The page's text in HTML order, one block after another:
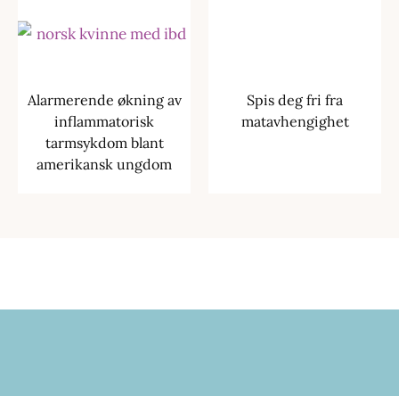
Alarmerende økning av
inflammatorisk
tarmsykdom blant
amerikansk ungdom
Spis deg fri fra
matavhengighet